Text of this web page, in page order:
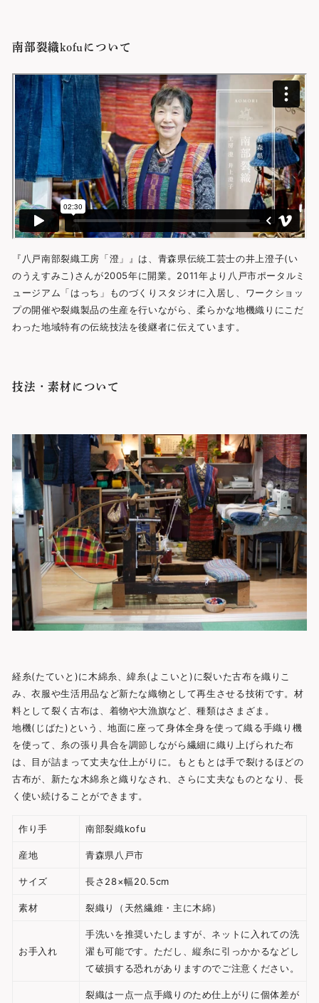
南部裂織kofuについて
『八戸南部裂織工房「澄」』は、青森県伝統工芸士の井上澄子(い
のうえすみこ)さんが2005年に開業。2011年より八戸市ポータルミ
ュージアム「はっち」ものづくりスタジオに入居し、ワークショッ
プの開催や裂織製品の生産を行いながら、柔らかな地機織りにこだ
わった地域特有の伝統技法を後継者に伝えています。
技法・素材について
経糸(たていと)に木綿糸、緯糸(よこいと)に裂いた古布を織りこ
み、衣服や生活用品など新たな織物として再生させる技術です。材
料として裂く古布は、着物や大漁旗など、種類はさまざま。
地機( じばた) という、地面に座って身体全身を使って織る手織り機
を使って、糸の張り具合を調節しながら繊細に織り上げられた布
は、目が詰まって丈夫な仕上がりに。もともとは手で裂けるほどの
古布が、新たな木綿糸と織りなされ、さらに丈夫なものとなり、長
く使い続けることができます。
作り手 南部裂織kofu
産地 青森県八戸市
サイズ 長さ28×幅20.5cm
素材 裂織り（天然繊維・主に木綿）
お手入れ
手洗いを推奨いたしますが、ネットに入れての洗
濯も可能です。ただし、縦糸に引っかかるなどし
て破損する恐れがありますのでご注意ください。
裂織は一点一点手織りのため仕上がりに個体差が